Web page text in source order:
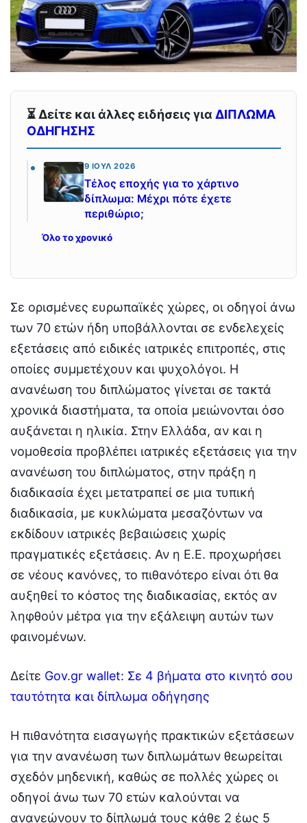
⏳ Δείτε και άλλες ειδήσεις για ΔΙΠΛΩΜΑ
ΟΔΗΓΗΣΗΣ
9 ΙΟΎΛ 2026
Τέλος εποχής για το χάρτινο
δίπλωμα: Μέχρι πότε έχετε
περιθώριο;
Όλο το χρονικό
Σε ορισμένες ευρωπαϊκές χώρες, οι οδηγοί άνω
των 70 ετών ήδη υποβάλλονται σε ενδελεχείς
εξετάσεις από ειδικές ιατρικές επιτροπές, στις
οποίες συμμετέχουν και ψυχολόγοι. Η
ανανέωση του διπλώματος γίνεται σε τακτά
χρονικά διαστήματα, τα οποία μειώνονται όσο
αυξάνεται η ηλικία. Στην Ελλάδα, αν και η
νομοθεσία προβλέπει ιατρικές εξετάσεις για την
ανανέωση του διπλώματος, στην πράξη η
διαδικασία έχει μετατραπεί σε μια τυπική
διαδικασία, με κυκλώματα μεσαζόντων να
εκδίδουν ιατρικές βεβαιώσεις χωρίς
πραγματικές εξετάσεις. Αν η Ε.Ε. προχωρήσει
σε νέους κανόνες, το πιθανότερο είναι ότι θα
αυξηθεί το κόστος της διαδικασίας, εκτός αν
ληφθούν μέτρα για την εξάλειψη αυτών των
φαινομένων.
Δείτε Gov.gr wallet: Σε 4 βήματα στο κινητό σου
ταυτότητα και δίπλωμα οδήγησης
Η πιθανότητα εισαγωγής πρακτικών εξετάσεων
για την ανανέωση των διπλωμάτων θεωρείται
σχεδόν μηδενική, καθώς σε πολλές χώρες οι
οδηγοί άνω των 70 ετών καλούνται να
ανανεώνουν το δίπλωμά τους κάθε 2 έως 5